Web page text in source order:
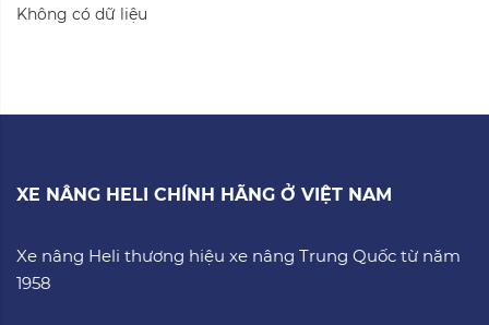
Không có dữ liệu
XE NÂNG HELI CHÍNH HÃNG Ở VIỆT NAM
Xe nâng Heli thương hiệu xe nâng Trung Quốc từ năm
1958